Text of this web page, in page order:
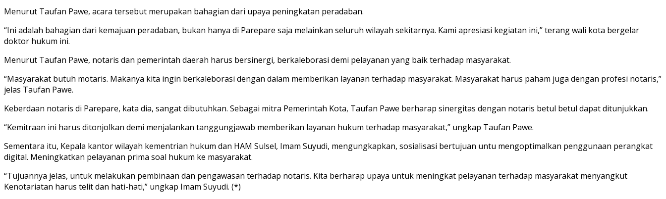
Menurut Taufan Pawe, acara tersebut merupakan bahagian dari upaya peningkatan peradaban.
“Ini adalah bahagian dari kemajuan peradaban, bukan hanya di Parepare saja melainkan seluruh wilayah sekitarnya. Kami apresiasi kegiatan ini,” terang wali kota bergelar
doktor hukum ini.
Menurut Taufan Pawe, notaris dan pemerintah daerah harus bersinergi, berkaleborasi demi pelayanan yang baik terhadap masyarakat.
“Masyarakat butuh motaris. Makanya kita ingin berkaleborasi dengan dalam memberikan layanan terhadap masyarakat. Masyarakat harus paham juga dengan profesi notaris,”
jelas Taufan Pawe.
Keberdaan notaris di Parepare, kata dia, sangat dibutuhkan. Sebagai mitra Pemerintah Kota, Taufan Pawe berharap sinergitas dengan notaris betul betul dapat ditunjukkan.
“Kemitraan ini harus ditonjolkan demi menjalankan tanggungjawab memberikan layanan hukum terhadap masyarakat,” ungkap Taufan Pawe.
Sementara itu, Kepala kantor wilayah kementrian hukum dan HAM Sulsel, Imam Suyudi, mengungkapkan, sosialisasi bertujuan untu mengoptimalkan penggunaan perangkat
digital. Meningkatkan pelayanan prima soal hukum ke masyarakat.
“Tujuannya jelas, untuk melakukan pembinaan dan pengawasan terhadap notaris. Kita berharap upaya untuk meningkat pelayanan terhadap masyarakat menyangkut
Kenotariatan harus telit dan hati-hati,” ungkap Imam Suyudi. (*)